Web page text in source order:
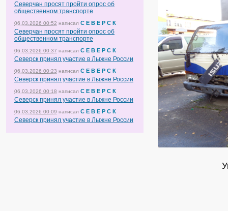
Северчан просят пройти опрос об
общественном транспорте
06.03.2026 00:52 написал С Е В Е Р С К
Северчан просят пройти опрос об
общественном транспорте
06.03.2026 00:37 написал С Е В Е Р С К
Северск принял участие в Лыжне России
06.03.2026 00:23 написал С Е В Е Р С К
Северск принял участие в Лыжне России
06.03.2026 00:18 написал С Е В Е Р С К
Северск принял участие в Лыжне России
06.03.2026 00:09 написал С Е В Е Р С К
Северск принял участие в Лыжне России